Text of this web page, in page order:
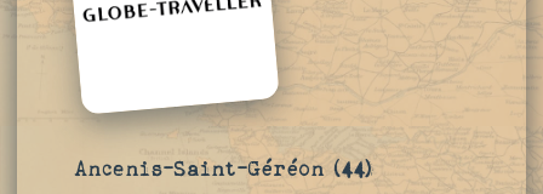
Ancenis-Saint-Géréon (44)